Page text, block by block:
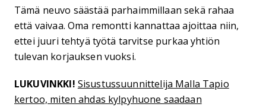
Tämä neuvo säästää parhaimmillaan sekä rahaa
että vaivaa. Oma remontti kannattaa ajoittaa niin,
ettei juuri tehtyä työtä tarvitse purkaa yhtiön
tulevan korjauksen vuoksi.
LUKUVINKKI! Sisustussuunnittelija Malla Tapio
kertoo, miten ahdas kylpyhuone saadaan